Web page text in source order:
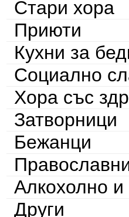
Стари хора
Приюти
Кухни за
Социално
Хора със
Затворници
Бежанци
Алкохолно и
Други